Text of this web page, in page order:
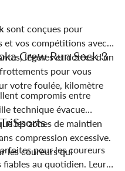
sont conçues pour
et vos compétitions avec
légères et dotées d'un
pour vous
votre foulée, kilomètre
Crew Run Sock 3
compromis entre
technique évacue
les zones de maintien
compression excessive.
les coureurs qui
pour les coureurs
au quotidien. Leur